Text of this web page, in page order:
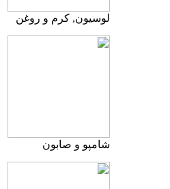
لوسیون, کرم و روغن
شامپو و صابون